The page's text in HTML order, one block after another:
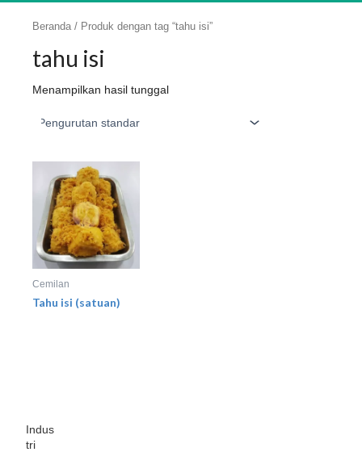
Indus
tri
Beranda / Produk dengan tag “tahu isi”
tahu isi
Menampilkan hasil tunggal
Cemilan
Tahu isi (satuan)